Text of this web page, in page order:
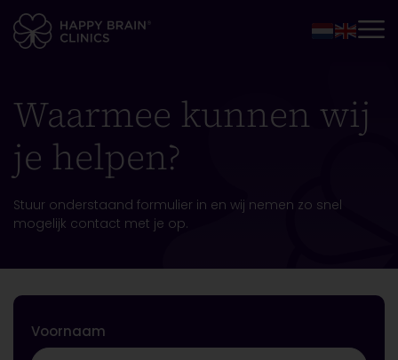
Waarmee kunnen wij
je helpen?
Stuur onderstaand formulier in en wij nemen zo snel
mogelijk contact met je op.
Voornaam